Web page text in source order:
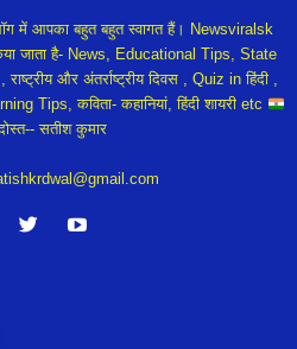
में आपका बहुत बहुत स्वागत हैं। Newsviralsk
जाता है- News, Educational Tips, State
और अंतर्राष्ट्रीय दिवस , Quiz in हिंदी ,
Tips, कविता- कहानियां, हिंदी शायरी etc
सतीश कुमार